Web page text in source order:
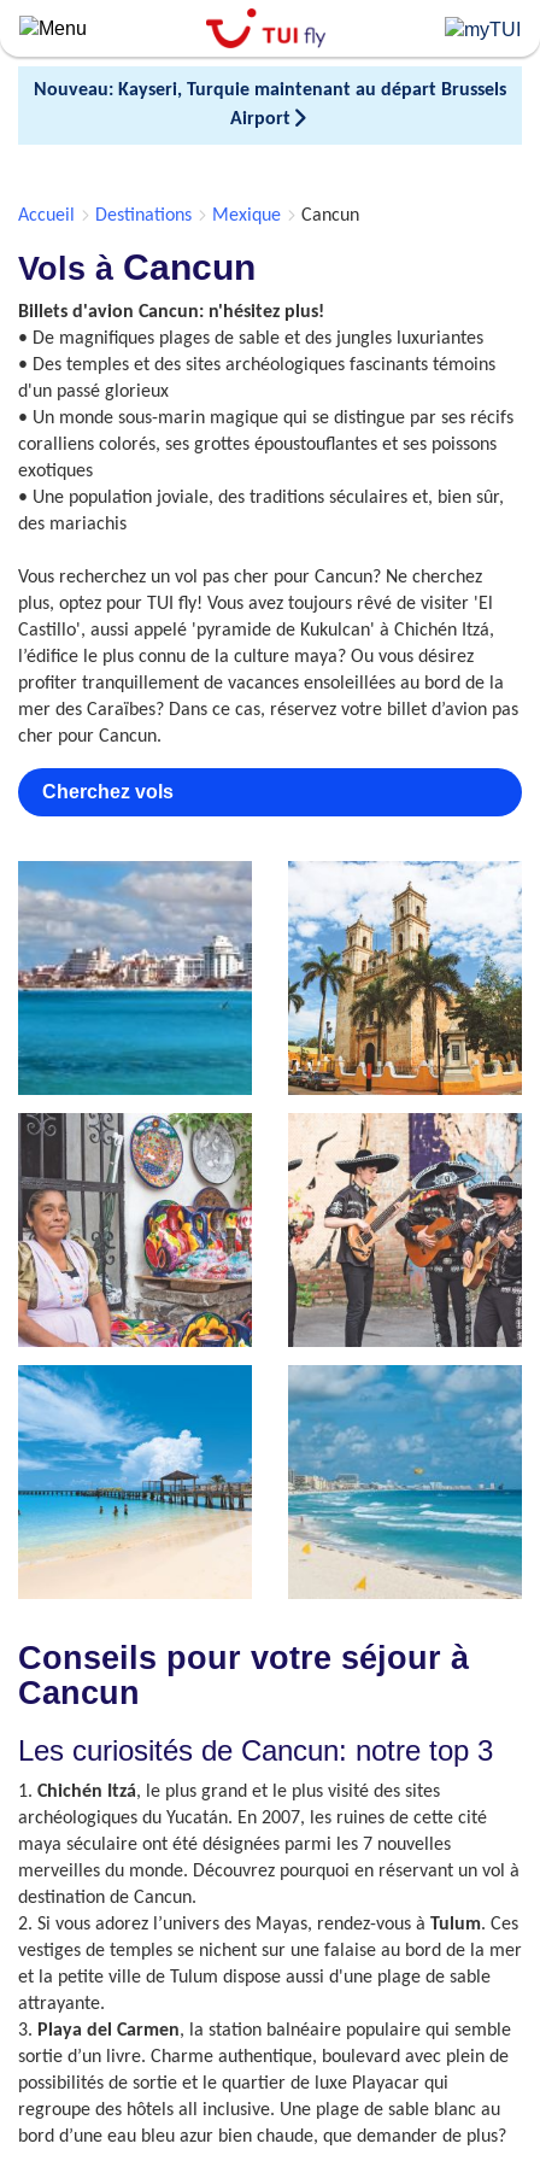
Skip
to
main
contentNouveau: Kayseri, Turquie maintenant au départ Brussels
Airport
Accueil Destinations Mexique Cancun
Vols à Cancun
Billets d'avion Cancun: n'hésitez plus!
• De magnifiques plages de sable et des jungles luxuriantes
• Des temples et des sites archéologiques fascinants témoins
d'un passé glorieux
• Un monde sous-marin magique qui se distingue par ses récifs
coralliens colorés, ses grottes époustouflantes et ses poissons
exotiques
• Une population joviale, des traditions séculaires et, bien sûr,
des mariachis
Vous recherchez un vol pas cher pour Cancun? Ne cherchez
plus, optez pour TUI fly! Vous avez toujours rêvé de visiter 'El
Castillo', aussi appelé 'pyramide de Kukulcan' à Chichén Itzá,
l’édifice le plus connu de la culture maya? Ou vous désirez
profiter tranquillement de vacances ensoleillées au bord de la
mer des Caraïbes? Dans ce cas, réservez votre billet d’avion pas
cher pour Cancun.
Cherchez vols
Conseils pour votre séjour à
Cancun
Les curiosités de Cancun: notre top 3
1. Chichén Itzá, le plus grand et le plus visité des sites
archéologiques du Yucatán. En 2007, les ruines de cette cité
maya séculaire ont été désignées parmi les 7 nouvelles
merveilles du monde. Découvrez pourquoi en réservant un vol à
destination de Cancun.
2. Si vous adorez l’univers des Mayas, rendez-vous à Tulum. Ces
vestiges de temples se nichent sur une falaise au bord de la mer
et la petite ville de Tulum dispose aussi d'une plage de sable
attrayante.
3. Playa del Carmen, la station balnéaire populaire qui semble
sortie d’un livre. Charme authentique, boulevard avec plein de
possibilités de sortie et le quartier de luxe Playacar qui
regroupe des hôtels all inclusive. Une plage de sable blanc au
bord d’une eau bleu azur bien chaude, que demander de plus?